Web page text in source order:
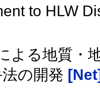
to HLW
よる地質・
の開発